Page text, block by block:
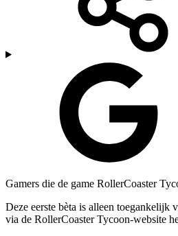
Gamers die de game RollerCoaster
Deze eerste bèta is alleen toegankelijk
via de RollerCoaster Tycoon-website